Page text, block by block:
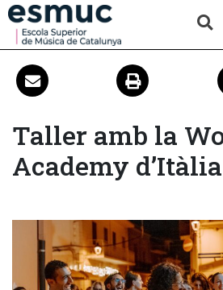
Estudis
Recerca
Activitats
Taller amb la
Academy d’Itàlia